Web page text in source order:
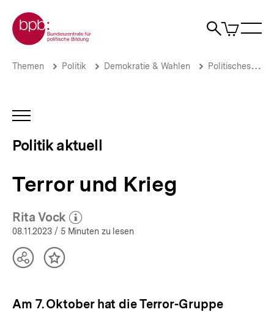
zum
Seiteninhalt
springen
Zur Startseite der bpb
Suche
Artikel
im
Terror
Politik
aktuell.
hinter
bpb.de
Brotkrümelnavigation
Pfadnavigation
Themen Politik Demokratie & Wahlen Politisches System
INHALTSNAVIGATION
Politik aktuell
Terror und Krieg
Rita Vock
(Mehr zum Autor)
öffnen
08.11.2023 / 5 Minuten zu lesen
TeilenInhalt
Am 7. Oktober hat die Terror-Gruppe